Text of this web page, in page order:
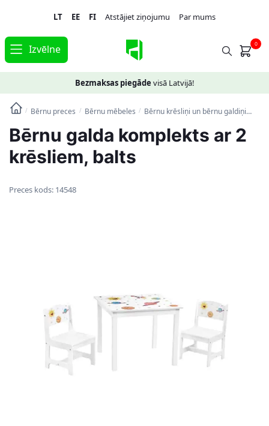
navigation
content
LT EE FI Atstājiet ziņojumu Par mums
Izvēlne 0
Bezmaksas piegāde visā Latvijā!
/ Bērnu preces / Bērnu mēbeles / Bērnu krēsliņi un bērnu galdiņi
Bērnu galda komplekts ar 2
krēsliem, balts
Preces kods: 14548